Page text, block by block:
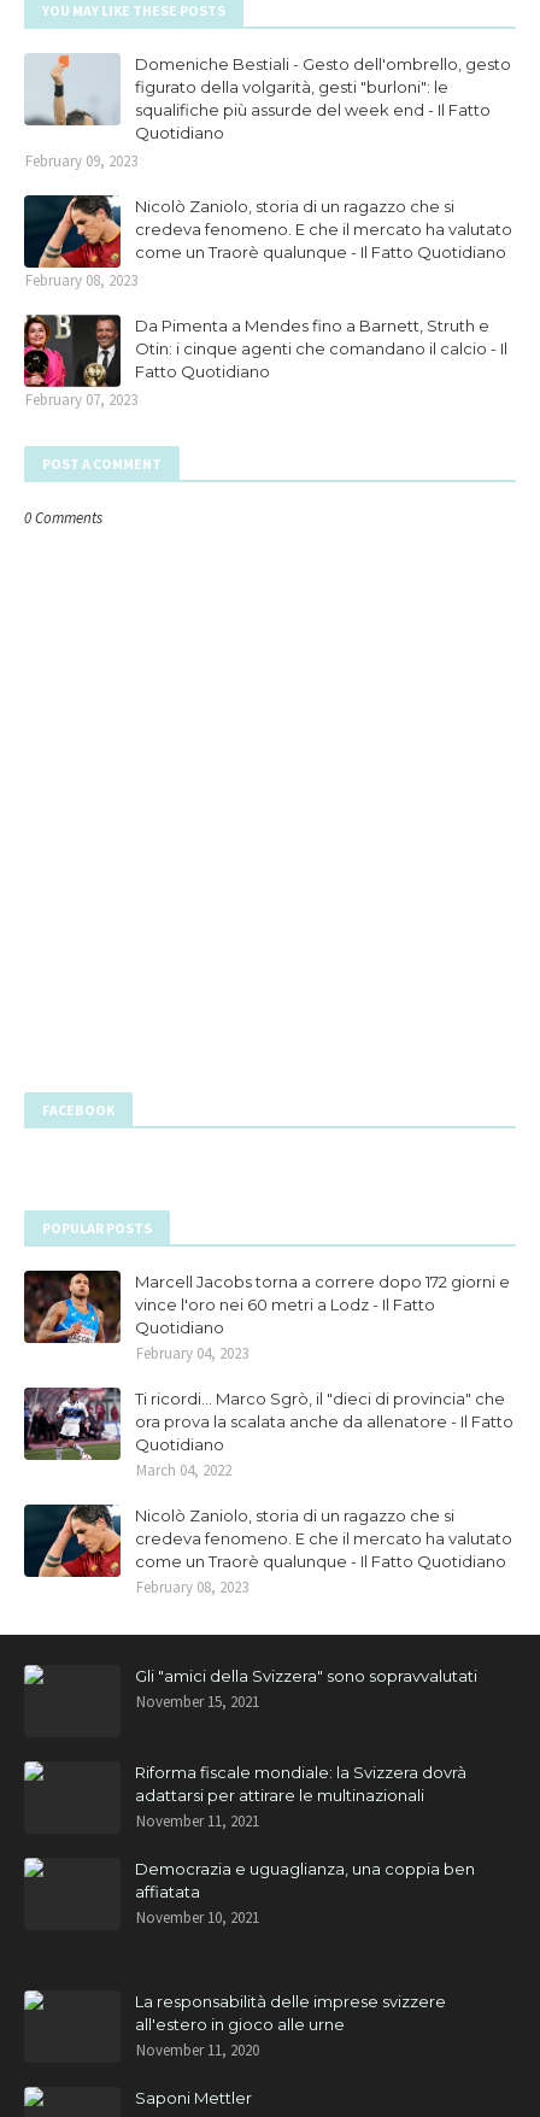
YOU MAY LIKE THESE POSTS
Domeniche Bestiali - Gesto dell'ombrello, gesto
figurato della volgarità, gesti "burloni": le
squalifiche più assurde del week end - Il Fatto
Quotidiano
February 09, 2023
Nicolò Zaniolo, storia di un ragazzo che si
credeva fenomeno. E che il mercato ha valutato
come un Traorè qualunque - Il Fatto Quotidiano
February 08, 2023
Da Pimenta a Mendes fino a Barnett, Struth e
Otin: i cinque agenti che comandano il calcio - Il
Fatto Quotidiano
February 07, 2023
POST A COMMENT
0 Comments
FACEBOOK
POPULAR POSTS
Marcell Jacobs torna a correre dopo 172 giorni e
vince l'oro nei 60 metri a Lodz - Il Fatto
Quotidiano
February 04, 2023
Ti ricordi... Marco Sgrò, il "dieci di provincia" che
ora prova la scalata anche da allenatore - Il Fatto
Quotidiano
March 04, 2022
Nicolò Zaniolo, storia di un ragazzo che si
credeva fenomeno. E che il mercato ha valutato
come un Traorè qualunque - Il Fatto Quotidiano
February 08, 2023
Gli "amici della Svizzera" sono sopravvalutati
November 15, 2021
Riforma fiscale mondiale: la Svizzera dovrà
adattarsi per attirare le multinazionali
November 11, 2021
Democrazia e uguaglianza, una coppia ben
affiatata
November 10, 2021
La responsabilità delle imprese svizzere
all'estero in gioco alle urne
November 11, 2020
Saponi Mettler